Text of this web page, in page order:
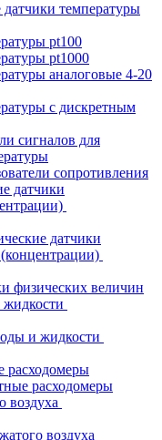
датчики температуры
pt100
pt1000
аналоговые 4-20
с дискретным
сигналов для
сопротивления
датчики
датчики
физических величин
и жидкости
расходомеры
расходомеры
воздуха
воздуха